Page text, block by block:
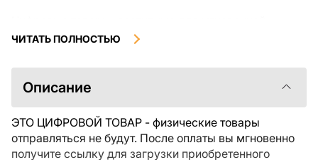
загрузки, не подлежат возврату или обмену после их
ознакомиться с описанием товара и задать все
интересующие Вас вопросы перед покупкой. Если у
свяжитесь с продавцом напрямую.
ЧИТАТЬ ПОЛНОСТЬЮ
Описание
ЭТО ЦИФРОВОЙ ТОВАР - физические товары
отправляться не будут. После оплаты вы мгновенно
получите ссылку для загрузки приобретенного